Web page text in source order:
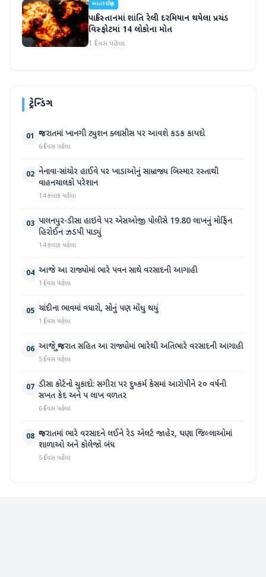
આંતરરાષ્ટ્રીય
પાકિસ્તાનમાં શાંતિ રેલી દરમિયાન થયેલા પ્રચંડ
વિસ્ફોટમાં 14 લોકોના મોત
1 દિવસ પહેલા
ટ્રેન્ડિંગ
01 ગુજરાતમાં ખાનગી ટ્યુશન ક્લાસીસ પર આવશે કડક કાયદો
6 દિવસ પહેલા
02 નેનાવા-સાંચોર હાઈવે પર ખાડાઓનું સામ્રાજ્ય બિસ્માર રસ્તાથી
વાહનચાલકો પરેશાન
14 કલાક પહેલા
03 પાલનપુર-ડીસા હાઇવે પર એસઓજી પોલીસે 19.80 લાખનું મોર્ફિન
હિરોઈન ઝડપી પાડ્યું
14 કલાક પહેલા
04 આજે આ રાજ્યોમાં ભારે પવન સાથે વરસાદની આગાહી
1 દિવસ પહેલા
05 ચાંદીના ભાવમાં વધારો, સોનું પણ મોંઘુ થયું
1 દિવસ પહેલા
06 આજે ગુજરાત સહિત આ રાજ્યોમાં ભારેથી અતિભારે વરસાદની આગાહી
5 દિવસ પહેલા
07 ડીસા કોર્ટનો ચુકાદો: સગીરા પર દુષ્કર્મ કેસમાં આરોપીને ૨૦ વર્ષની
સખત કેદ અને ૫ લાખ વળતર
6 દિવસ પહેલા
08 ગુજરાતમાં ભારે વરસાદને લઈને રેડ એલર્ટ જાહેર, ઘણા જિલ્લાઓમાં
શાળાઓ અને કોલેજો બંધ
5 દિવસ પહેલા